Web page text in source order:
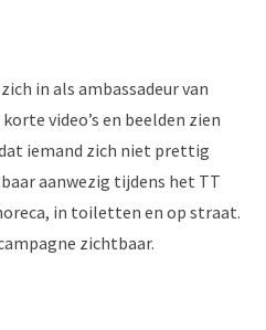
in als ambassadeur van
video’s en beelden zien
iemand zich niet prettig
aanwezig tijdens het TT
in toiletten en op straat.
zichtbaar.